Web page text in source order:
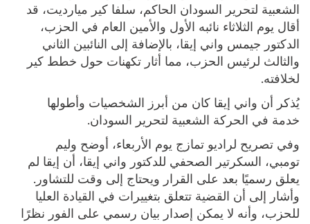
الشعبية لتحرير السودان الحاكم، سلفا كير ميارديت، قد
أقال يوم الثلاثاء نائبه الأول والأمين العام في الحزب،
الدكتور جيمس واني إيقا، بالإضافة إلى النائبين الثاني
والثالث لرئيس الحزب، مما أثار تكهنات حول خطط كير
لخلافته.
يُذكر أن واني إيقا كان من أبرز الشخصيات وأطولها
خدمة في الحركة الشعبية لتحرير السودان.
وفي تصريح لراديو تمازج يوم الأربعاء، أوضح وليم
تومبي، السكرتير الصحفي للدكتور واني إيقا، أن إيقا لم
يعلق رسميًا بعد على القرار ويحتاج إلى وقت للتشاور.
وأشار إلى أن القضية تتعلق بتغييرات في القيادة العليا
للحزب، وأنه لا يمكن إصدار بيان رسمي على الفور نظرًا